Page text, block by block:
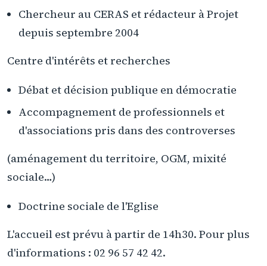
Chercheur au CERAS et rédacteur à Projet
depuis septembre 2004
Centre d'intérêts et recherches
Débat et décision publique en démocratie
Accompagnement de professionnels et
d'associations pris dans des controverses
(aménagement du territoire, OGM, mixité
sociale…)
Doctrine sociale de l'Eglise
L'accueil est prévu à partir de 14h30. Pour plus
d'informations : 02 96 57 42 42.